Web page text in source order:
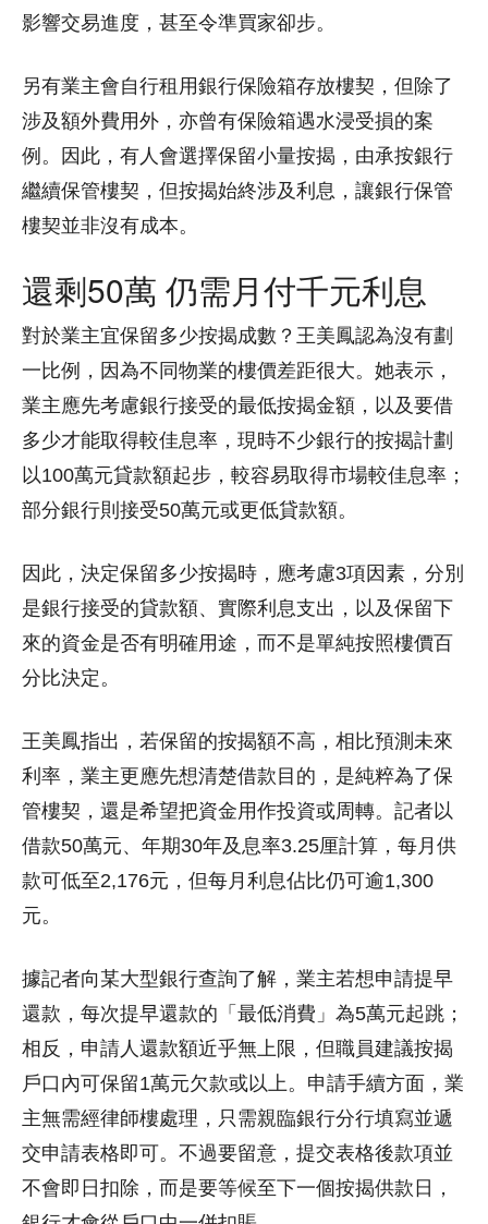
影響交易進度，甚至令準買家卻步。
另有業主會自行租用銀行保險箱存放樓契，但除了
涉及額外費用外，亦曾有保險箱遇水浸受損的案
例。因此，有人會選擇保留小量按揭，由承按銀行
繼續保管樓契，但按揭始終涉及利息，讓銀行保管
樓契並非沒有成本。
還剩50萬 仍需月付千元利息
對於業主宜保留多少按揭成數？王美鳳認為沒有劃
一比例，因為不同物業的樓價差距很大。她表示，
業主應先考慮銀行接受的最低按揭金額，以及要借
多少才能取得較佳息率，現時不少銀行的按揭計劃
以100萬元貸款額起步，較容易取得市場較佳息率；
部分銀行則接受50萬元或更低貸款額。
因此，決定保留多少按揭時，應考慮3項因素，分別
是銀行接受的貸款額、實際利息支出，以及保留下
來的資金是否有明確用途，而不是單純按照樓價百
分比決定。
王美鳳指出，若保留的按揭額不高，相比預測未來
利率，業主更應先想清楚借款目的，是純粹為了保
管樓契，還是希望把資金用作投資或周轉。記者以
借款50萬元、年期30年及息率3.25厘計算，每月供
款可低至2,176元，但每月利息佔比仍可逾1,300
元。
據記者向某大型銀行查詢了解，業主若想申請提早
還款，每次提早還款的「最低消費」為5萬元起跳；
相反，申請人還款額近乎無上限，但職員建議按揭
戶口內可保留1萬元欠款或以上。申請手續方面，業
主無需經律師樓處理，只需親臨銀行分行填寫並遞
交申請表格即可。不過要留意，提交表格後款項並
不會即日扣除，而是要等候至下一個按揭供款日，